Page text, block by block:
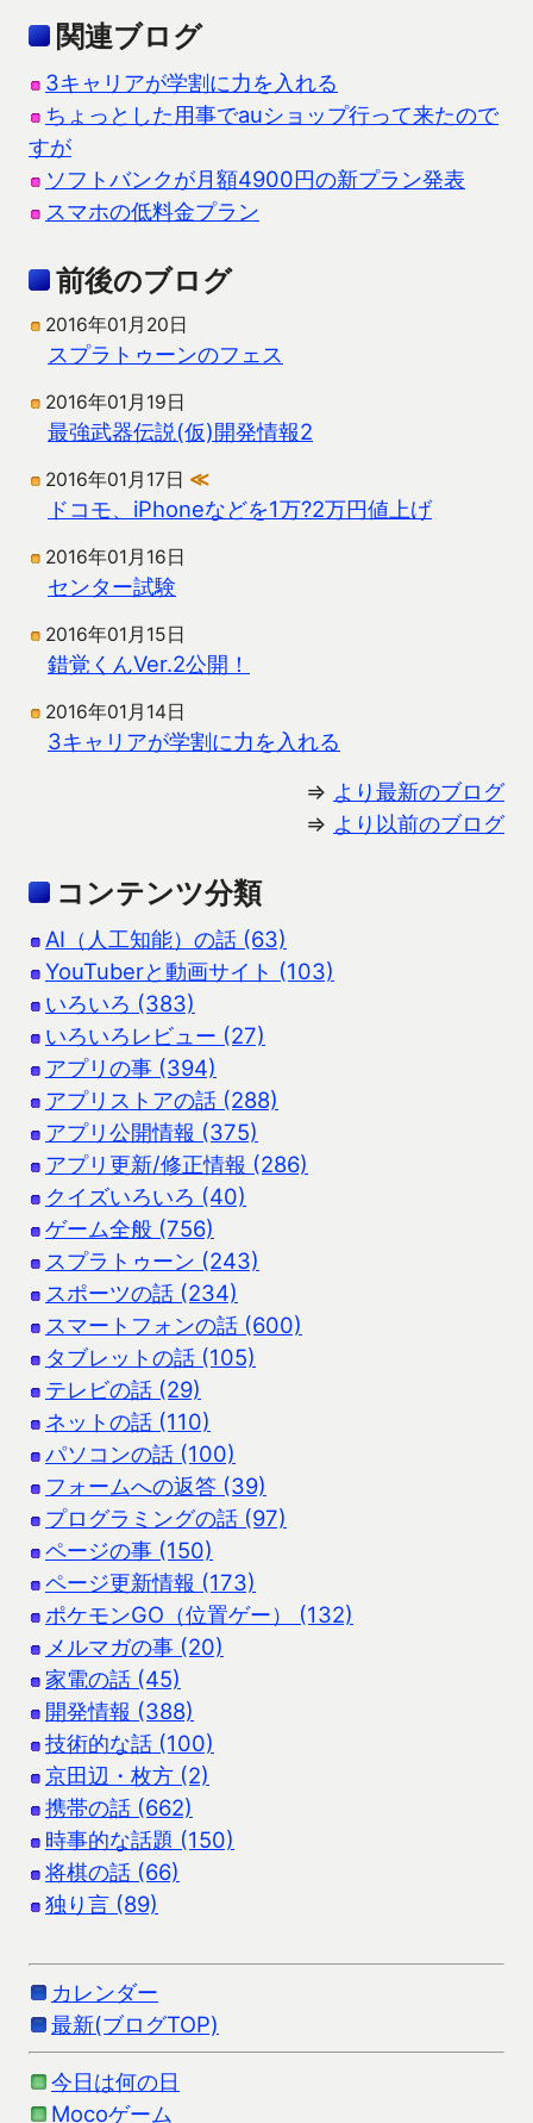
関連ブログ
3キャリアが学割に力を入れる
ちょっとした用事でauショップ行って来たので
すが
ソフトバンクが月額4900円の新プラン発表
スマホの低料金プラン
前後のブログ
2016年01月20日
スプラトゥーンのフェス
2016年01月19日
最強武器伝説(仮)開発情報2
2016年01月17日 ≪
ドコモ、iPhoneなどを1万?2万円値上げ
2016年01月16日
センター試験
2016年01月15日
錯覚くんVer.2公開！
2016年01月14日
3キャリアが学割に力を入れる
⇒ より最新のブログ
⇒ より以前のブログ
コンテンツ分類
AI（人工知能）の話 (63)
YouTuberと動画サイト (103)
いろいろ (383)
いろいろレビュー (27)
アプリの事 (394)
アプリストアの話 (288)
アプリ公開情報 (375)
アプリ更新/修正情報 (286)
クイズいろいろ (40)
ゲーム全般 (756)
スプラトゥーン (243)
スポーツの話 (234)
スマートフォンの話 (600)
タブレットの話 (105)
テレビの話 (29)
ネットの話 (110)
パソコンの話 (100)
フォームへの返答 (39)
プログラミングの話 (97)
ページの事 (150)
ページ更新情報 (173)
ポケモンGO（位置ゲー） (132)
メルマガの事 (20)
家電の話 (45)
開発情報 (388)
技術的な話 (100)
京田辺・枚方 (2)
携帯の話 (662)
時事的な話題 (150)
将棋の話 (66)
独り言 (89)
カレンダー
最新(ブログTOP)
今日は何の日
Mocoゲーム